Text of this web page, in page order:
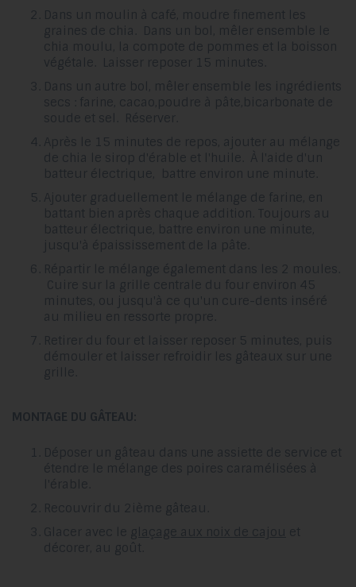
Dans un moulin à café, moudre finement les
graines de chia. Dans un bol, mêler ensemble le
chia moulu, la compote de pommes et la boisson
végétale. Laisser reposer 15 minutes.
Dans un autre bol, mêler ensemble les ingrédients
secs : farine, cacao,poudre à pâte,bicarbonate de
soude et sel. Réserver.
Après le 15 minutes de repos, ajouter au mélange
de chia le sirop d'érable et l'huile. À l'aide d'un
batteur électrique, battre environ une minute.
Ajouter graduellement le mélange de farine, en
battant bien après chaque addition. Toujours au
batteur électrique, battre environ une minute,
jusqu'à épaississement de la pâte.
Répartir le mélange également dans les 2 moules.
Cuire sur la grille centrale du four environ 45
minutes, ou jusqu'à ce qu'un cure-dents inséré
au milieu en ressorte propre.
Retirer du four et laisser reposer 5 minutes, puis
démouler et laisser refroidir les gâteaux sur une
grille.
MONTAGE DU GÂTEAU:
Déposer un gâteau dans une assiette de service et
étendre le mélange des poires caramélisées à
l'érable.
Recouvrir du 2ième gâteau.
Glacer avec le glaçage aux noix de cajou et
décorer, au goût.